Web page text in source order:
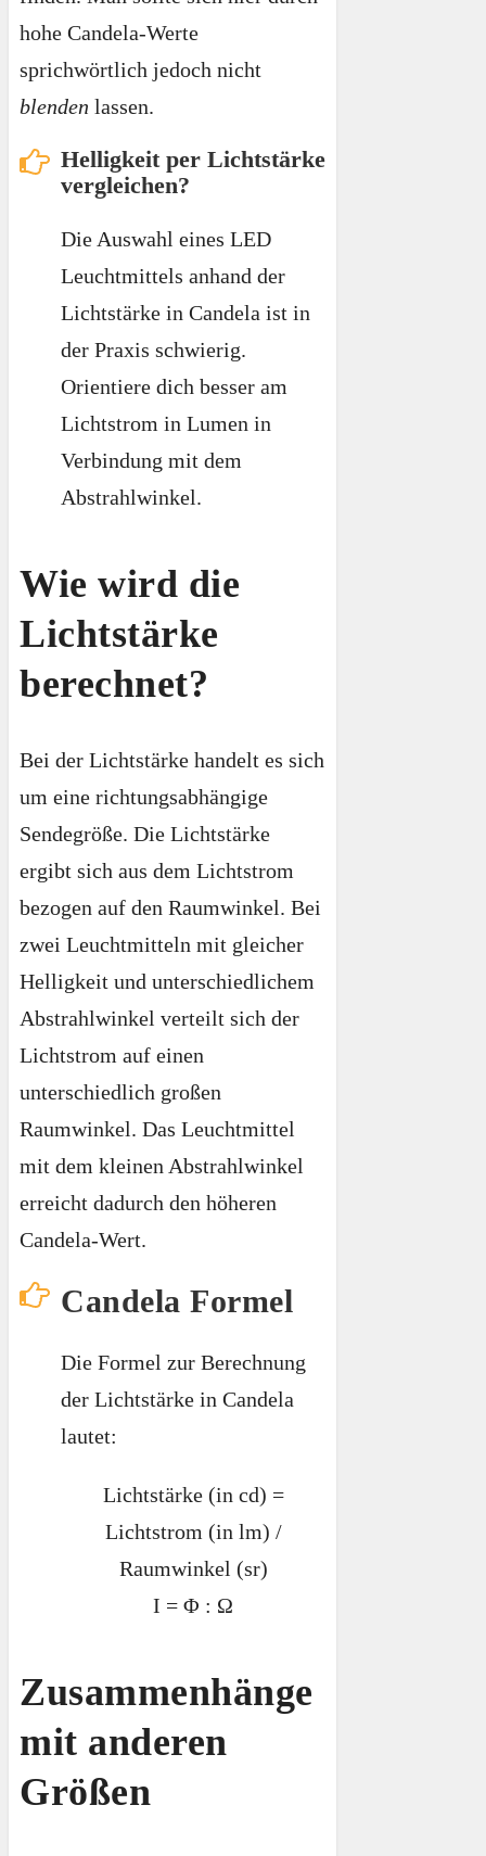
hohe Candela-Werte
sprichwörtlich jedoch nicht
blenden lassen.
Helligkeit per Lichtstärke
vergleichen?
Die Auswahl eines LED
Leuchtmittels anhand der
Lichtstärke in Candela ist in
der Praxis schwierig.
Orientiere dich besser am
Lichtstrom in Lumen in
Verbindung mit dem
Abstrahlwinkel.
Wie wird die
Lichtstärke
berechnet?
Bei der Lichtstärke handelt es sich
um eine richtungsabhängige
Sendegröße. Die Lichtstärke
ergibt sich aus dem Lichtstrom
bezogen auf den Raumwinkel. Bei
zwei Leuchtmitteln mit gleicher
Helligkeit und unterschiedlichem
Abstrahlwinkel verteilt sich der
Lichtstrom auf einen
unterschiedlich großen
Raumwinkel. Das Leuchtmittel
mit dem kleinen Abstrahlwinkel
erreicht dadurch den höheren
Candela-Wert.
Candela Formel
Die Formel zur Berechnung
der Lichtstärke in Candela
lautet:
Lichtstärke (in cd) =
Lichtstrom (in lm) /
Raumwinkel (sr)
I = Φ : Ω
Zusammenhänge
mit anderen
Größen